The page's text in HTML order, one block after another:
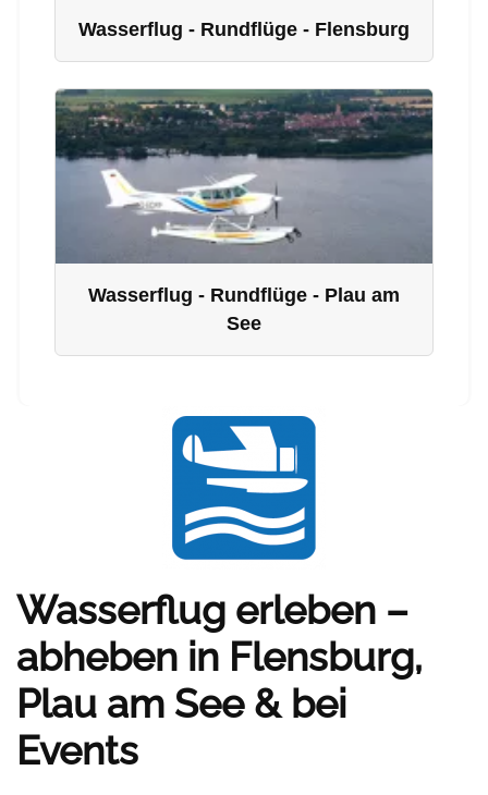
Wasserflug - Rundflüge - Flensburg
Wasserflug - Rundflüge - Plau am
See
Wasserflug erleben –
abheben in Flensburg,
Plau am See & bei
Events